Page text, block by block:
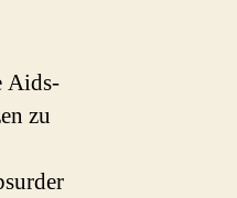
Aids-
zu